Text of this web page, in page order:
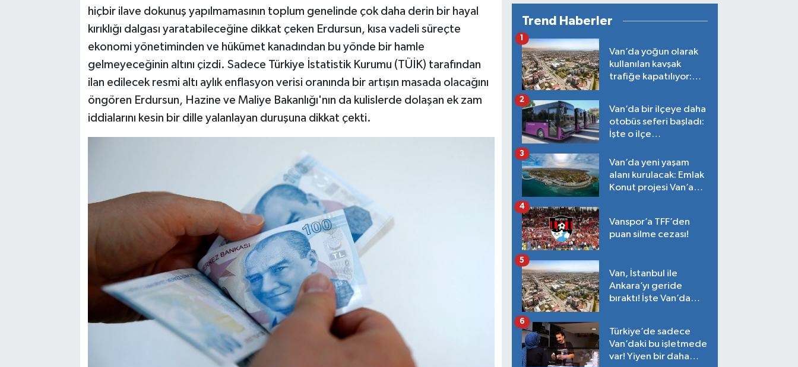
hiçbir ilave dokunuş yapılmamasının toplum genelinde çok daha derin bir hayal
kırıklığı dalgası yaratabileceğine dikkat çeken Erdursun, kısa vadeli süreçte
ekonomi yönetiminden ve hükümet kanadından bu yönde bir hamle
gelmeyeceğinin altını çizdi. Sadece Türkiye İstatistik Kurumu (TÜİK) tarafından
ilan edilecek resmi altı aylık enflasyon verisi oranında bir artışın masada olacağını
öngören Erdursun, Hazine ve Maliye Bakanlığı'nın da kulislerde dolaşan ek zam
iddialarını kesin bir dille yalanlayan duruşuna dikkat çekti.
Trend Haberler
Van’da yoğun olarak
kullanılan kavşak
trafiğe kapatılıyor:
1
Van’da bir ilçeye daha
otobüs seferi başladı:
İşte o ilçe…
2
Van’da yeni yaşam
alanı kurulacak: Emlak
Konut projesi Van’a
3
Vanspor’a TFF’den
puan silme cezası!
4
Van, İstanbul ile
Ankara’yı geride
bıraktı! İşte Van’da
5
Türkiye’de sadece
Van’daki bu işletmede
var! Yiyen bir daha
6